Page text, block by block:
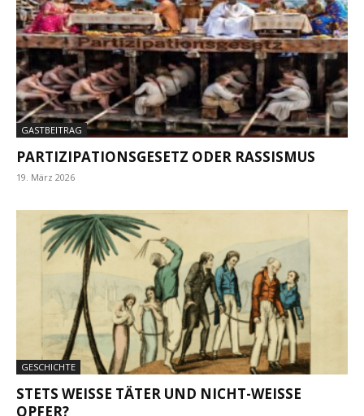
GASTBEITRAG
PARTIZIPATIONSGESETZ ODER RASSISMUS
19. März 2026
GESCHICHTE
STETS WEISSE TÄTER UND NICHT-WEISSE OP
FER?